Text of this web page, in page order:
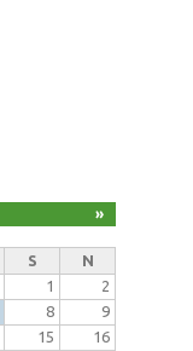
»
S
N
1
2
8
9
15
16